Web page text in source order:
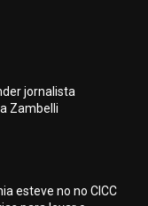
jornalista
Zambelli
esteve no no CICC